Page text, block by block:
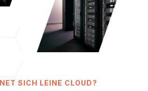
SICH LEINE CLOUD?